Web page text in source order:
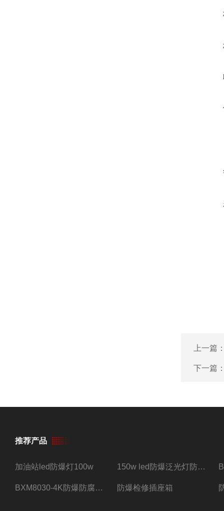
上一篇
下一篇
推荐产品
加油站led防爆灯100w 150w led防爆泛光灯防水防尘防爆三防灯
BXM8030-4K防爆防腐照明配电箱四路带总开关 防爆检修插座箱